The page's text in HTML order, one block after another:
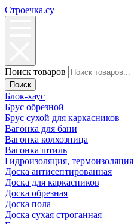
Строечка.су
Поиск товаров
Поиск
Блок-хаус
Брус обрезной
Брус сухой для каркасников
Вагонка для бани
Вагонка колхозница
Вагонка штиль
Гидроизоляция, термоизоляция
Доска антисептированная
Доска для каркасников
Доска обрезная
Доска пола
Доска сухая строганная